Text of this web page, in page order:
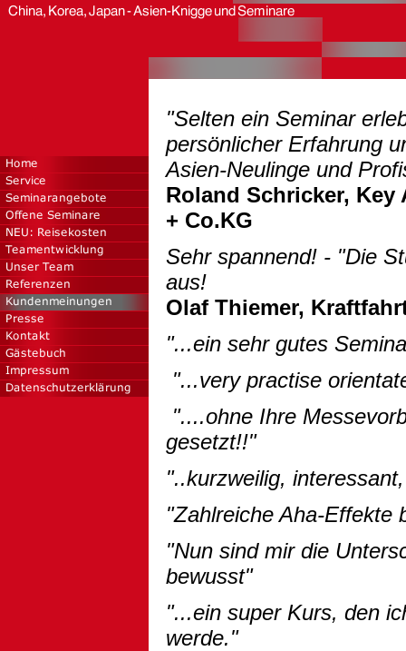
"Selten ein Seminar
persönlicher Erfahrung
Asien-Neulinge und
Roland Schricker, Key
+ Co.KG
Sehr spannend! - "Die
aus!
Olaf Thiemer,
"...ein sehr gutes
"...very practise
"....ohne Ihre
gesetzt!!"
"..kurzweilig,
"Zahlreiche Aha-Effekte
"Nun sind mir die
bewusst"
"...ein super Kurs, den
werde."